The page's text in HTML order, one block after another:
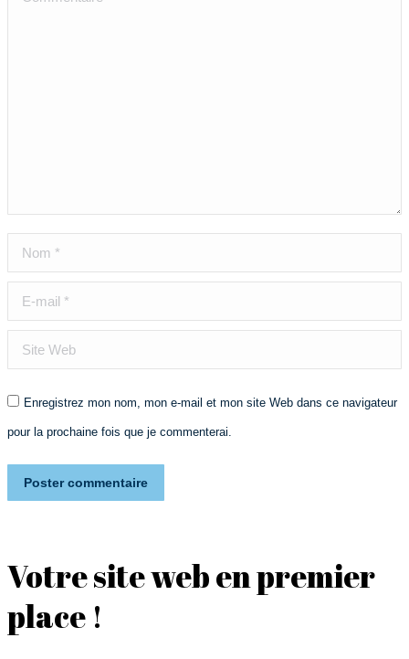
Nom *
E-mail *
Site Web
Enregistrez mon nom, mon e-mail et mon site Web dans ce navigateur
pour la prochaine fois que je commenterai.
Poster commentaire
Votre site web en premier
place !